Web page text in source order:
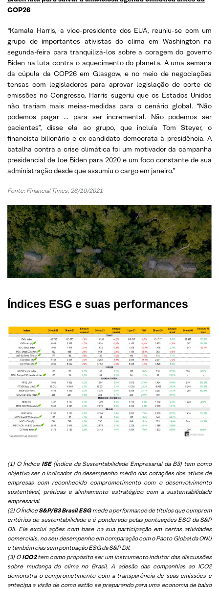
COP26
“Kamala Harris, a vice-presidente dos EUA, reuniu-se com um
grupo de importantes ativistas do clima em Washington na
segunda-feira para tranquilizá-los sobre a coragem do governo
Biden na luta contra o aquecimento do planeta. A uma semana
da cúpula da COP26 em Glasgow, e no meio de negociações
tensas com legisladores para aprovar legislação de corte de
emissões no Congresso, Harris sugeriu que os Estados Unidos
não trariam mais meias-medidas para o cenário global. “Não
podemos pagar … para ser incremental. Não podemos ser
pacientes”, disse ela ao grupo, que incluía Tom Steyer, o
financista bilionário e ex-candidato democrata à presidência. A
batalha contra a crise climática foi um motivador da campanha
presidencial de Joe Biden para 2020 e um foco constante de sua
administração desde que assumiu o cargo em janeiro.”
Fonte: Financial Times, 26/10/2021
Índices ESG e suas performances
(1) O Índice ISE(Índice de Sustentabilidade Empresarial da B3) tem como
objetivo ser o indicador do desempenho médio das cotações dos ativos de
empresas com reconhecido comprometimento com o desenvolvimento
sustentável, práticas e alinhamento estratégico com a sustentabilidade
empresarial.
(2) O ÍndiceS&P/B3 Brasil ESGmede a performance de títulos que cumprem
critérios de sustentabilidade e é ponderado pelas pontuações ESG da S&P
DJI. Ele exclui ações com base na sua participação em certas atividades
comerciais, no seu desempenho em comparação com o Pacto Global da ONU
e também cias sem pontuação ESG da S&P DJI.
(3) O ICO2tem como propósito ser um instrumento indutor das discussões
sobre mudança do clima no Brasil. A adesão das companhias ao ICO2
demonstra o comprometimento com a transparência de suas emissões e
antecipa a visão de como estão se preparando para uma economia de baixo